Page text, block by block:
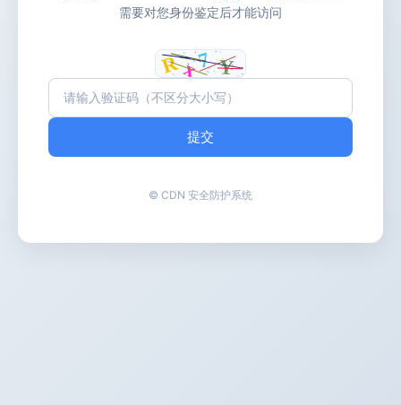
需要对您身份鉴定后才能访问
提交
© CDN 安全防护系统